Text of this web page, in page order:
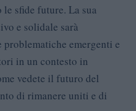
sfide future. La sua
e solidale sarà
emergenti e
in un contesto in
vedete il futuro del
di rimanere uniti e di